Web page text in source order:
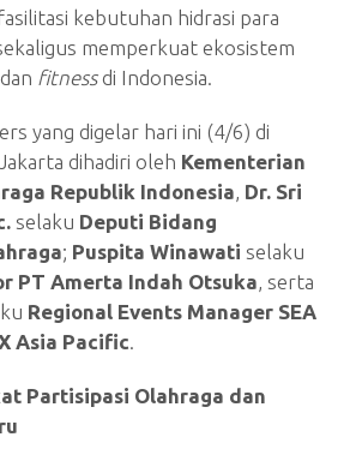
kebutuhan hidrasi para
memperkuat ekosistem
fitnessdi Indonesia.
yang digelar hari ini (4/6) di
dihadiri oleh Kementerian
Republik Indonesia Dr. Sri
selaku Deputi Bidang
; Puspita Winawati selaku
PT Amerta Indah Otsuka , serta
Regional Events Manager SEA
Asia Pacific
Partisipasi Olahraga dan